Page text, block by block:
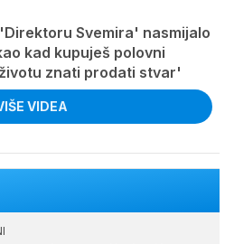
Svemira' nasmijalo
kad kupuješ polovni
znati prodati stvar'
VIDEA